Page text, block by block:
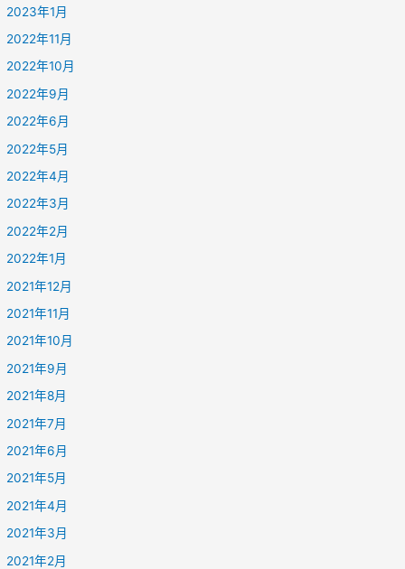
2023年1月
2022年11月
2022年10月
2022年9月
2022年6月
2022年5月
2022年4月
2022年3月
2022年2月
2022年1月
2021年12月
2021年11月
2021年10月
2021年9月
2021年8月
2021年7月
2021年6月
2021年5月
2021年4月
2021年3月
2021年2月